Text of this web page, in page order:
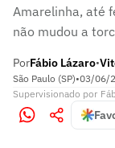
Amarelinha, até
não mudou a
PorFábio Lázaro•
São Paulo (SP)•03/06/
Supervisionado por